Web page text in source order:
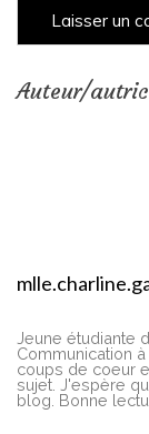
Auteur/
Jeune étudiante
Communication
coups de coeur
sujet. J'espère
blog. Bonne